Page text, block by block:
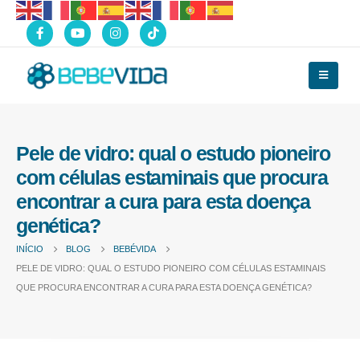
Pele de vidro: qual o estudo pioneiro
com células estaminais que procura
encontrar a cura para esta doença
genética?
INÍCIO BLOG
BEBÉVIDA
PELE DE VIDRO: QUAL O ESTUDO PIONEIRO COM CÉLULAS ESTAMINAIS
QUE PROCURA ENCONTRAR A CURA PARA ESTA DOENÇA GENÉTICA?